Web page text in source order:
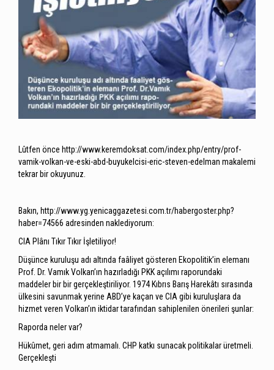
Lûtfen önce http://www.keremdoksat.com/index.php/entry/prof-
vamik-volkan-ve-eski-abd-buyukelcisi-eric-steven-edelman makalemi
tekrar bir okuyunuz.
Bakın, http://www.yg.yenicaggazetesi.com.tr/habergoster.php?
haber=74566 adresinden naklediyorum:
CIA Plânı Tıkır Tıkır İşletiliyor!
Düşünce kuruluşu adı altında faâliyet gösteren Ekopolitik’in elemanı
Prof. Dr. Vamık Volkan’ın hazırladığı PKK açılımı raporundaki
maddeler bir bir gerçekleştiriliyor. 1974 Kıbrıs Barış Harekâtı sırasında
ülkesini savunmak yerine ABD’ye kaçan ve CIA gibi kuruluşlara da
hizmet veren Volkan’ın iktidar tarafından sahiplenilen önerileri şunlar:
Raporda neler var?
Hükûmet, geri adım atmamalı. CHP katkı sunacak politikalar üretmeli.
Gerçekleşti